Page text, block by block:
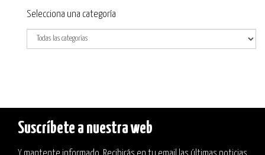
Categoría
Selecciona una categoría
Suscríbete a nuestra web